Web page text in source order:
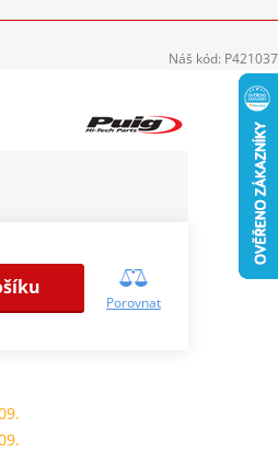
Porovnat
Náš kód: P421037